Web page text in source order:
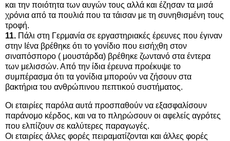
και την ποιότητα των αυγών τους αλλά και έζησαν τα μισά
χρόνια από τα πουλιά που τα τάισαν με τη συνηθισμένη τους
τροφή.
11. Πάλι στη Γερμανία σε εργαστηριακές έρευνες που έγιναν
στην Ιένα βρέθηκε ότι το γονίδιο που εισήχθη στον
σιναπόσπορο ( μουστάρδα) βρέθηκε ζωντανό στα έντερα
των μελισσών. Από την ίδια έρευνα προέκυψε το
συμπέρασμα ότι τα γονίδια μπορούν να ζήσουν στα
βακτήρια του ανθρώπινου πεπτικού συστήματος.
Οι εταιρίες παρόλα αυτά προσπαθούν να εξασφαλίσουν
παράνομο κέρδος, και να το πληρώσουν οι αφελείς αγρότες
που ελπίζουν σε καλύτερες παραγωγές.
Οι εταιρίες άλλες φορές πειραματίζονται και άλλες φορές